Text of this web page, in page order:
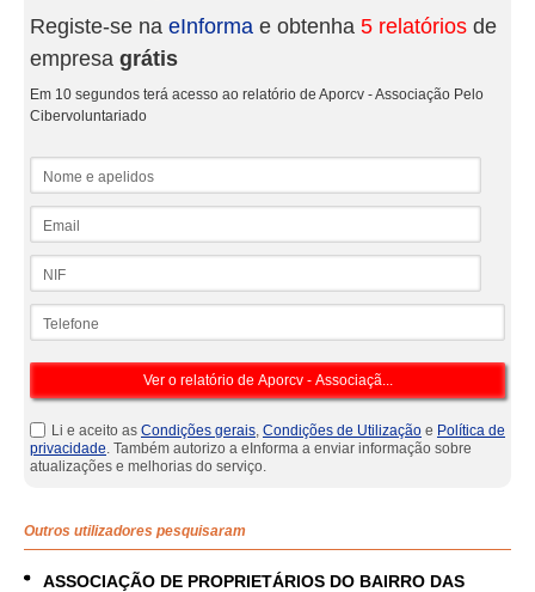
Registe-se na eInforma e obtenha 5 relatórios de
empresa grátis
Em 10 segundos terá acesso ao relatório de Aporcv - Associação Pelo
Cibervoluntariado
Li e aceito as Condições gerais, Condições de Utilização e Política de
privacidade. Também autorizo a eInforma a enviar informação sobre
atualizações e melhorias do serviço.
Outros utilizadores pesquisaram
ASSOCIAÇÃO DE PROPRIETÁRIOS DO BAIRRO DAS